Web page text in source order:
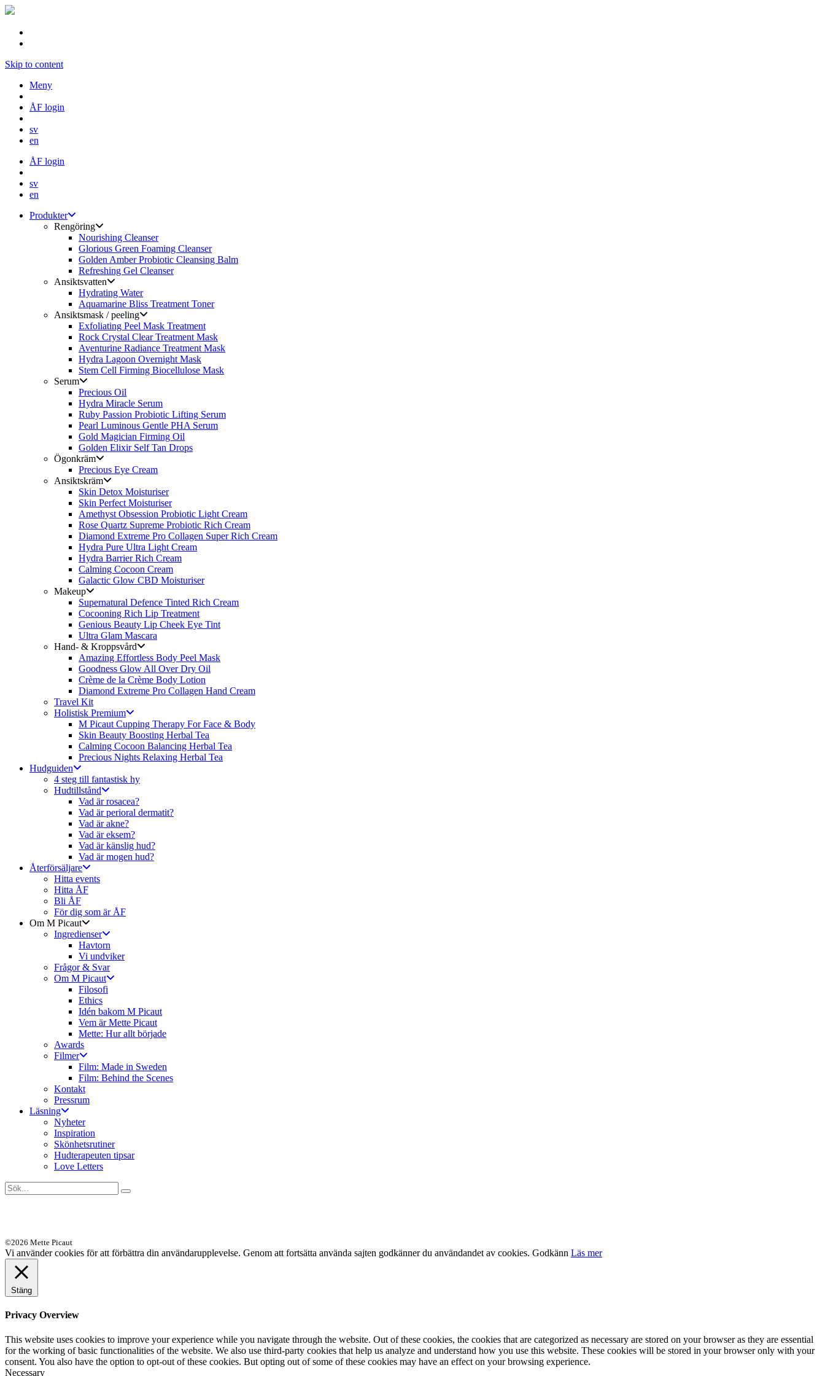
Skip to content
Meny
ÅF login
sv
en
ÅF login
sv
en
Produkter
Rengöring
Nourishing Cleanser
Glorious Green Foaming Cleanser
Golden Amber Probiotic Cleansing Balm
Refreshing Gel Cleanser
Ansiktsvatten
Hydrating Water
Aquamarine Bliss Treatment Toner
Ansiktsmask / peeling
Exfoliating Peel Mask Treatment
Rock Crystal Clear Treatment Mask
Aventurine Radiance Treatment Mask
Hydra Lagoon Overnight Mask
Stem Cell Firming Biocellulose Mask
Serum
Precious Oil
Hydra Miracle Serum
Ruby Passion Probiotic Lifting Serum
Pearl Luminous Gentle PHA Serum
Gold Magician Firming Oil
Golden Elixir Self Tan Drops
Ögonkräm
Precious Eye Cream
Ansiktskräm
Skin Detox Moisturiser
Skin Perfect Moisturiser
Amethyst Obsession Probiotic Light Cream
Rose Quartz Supreme Probiotic Rich Cream
Diamond Extreme Pro Collagen Super Rich Cream
Hydra Pure Ultra Light Cream
Hydra Barrier Rich Cream
Calming Cocoon Cream
Galactic Glow CBD Moisturiser
Makeup
Supernatural Defence Tinted Rich Cream
Cocooning Rich Lip Treatment
Genious Beauty Lip Cheek Eye Tint
Ultra Glam Mascara
Hand- & Kroppsvård
Amazing Effortless Body Peel Mask
Goodness Glow All Over Dry Oil
Crème de la Crème Body Lotion
Diamond Extreme Pro Collagen Hand Cream
Travel Kit
Holistisk Premium
M Picaut Cupping Therapy For Face & Body
Skin Beauty Boosting Herbal Tea
Calming Cocoon Balancing Herbal Tea
Precious Nights Relaxing Herbal Tea
Hudguiden
4 steg till fantastisk hy
Hudtillstånd
Vad är rosacea?
Vad är perioral dermatit?
Vad är akne?
Vad är eksem?
Vad är känslig hud?
Vad är mogen hud?
Återförsäljare
Hitta events
Hitta ÅF
Bli ÅF
För dig som är ÅF
Om M Picaut
Ingredienser
Havtorn
Vi undviker
Frågor & Svar
Om M Picaut
Filosofi
Ethics
Idén bakom M Picaut
Vem är Mette Picaut
Mette: Hur allt började
Awards
Filmer
Film: Made in Sweden
Film: Behind the Scenes
Kontakt
Pressrum
Läsning
Nyheter
Inspiration
Skönhetsrutiner
Hudterapeuten tipsar
Love Letters
©2026 Mette Picaut
Vi använder cookies för att förbättra din användarupplevelse. Genom att fortsätta använda sajten godkänner du användandet av cookies. Godkänn Läs mer
Stäng
Privacy Overview
This website uses cookies to improve your experience while you navigate through the website. Out of these cookies, the cookies that are categorized as necessary are stored on your browser as they are essential
for the working of basic functionalities of the website. We also use third-party cookies that help us analyze and understand how you use this website. These cookies will be stored in your browser only with your
consent. You also have the option to opt-out of these cookies. But opting out of some of these cookies may have an effect on your browsing experience.
Necessary